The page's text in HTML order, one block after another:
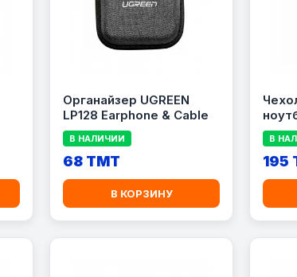
Органайзер UGREEN
LP128 Earphone & Cable
В НАЛИЧИИ
68 TMT
В КОРЗИНУ
В
195